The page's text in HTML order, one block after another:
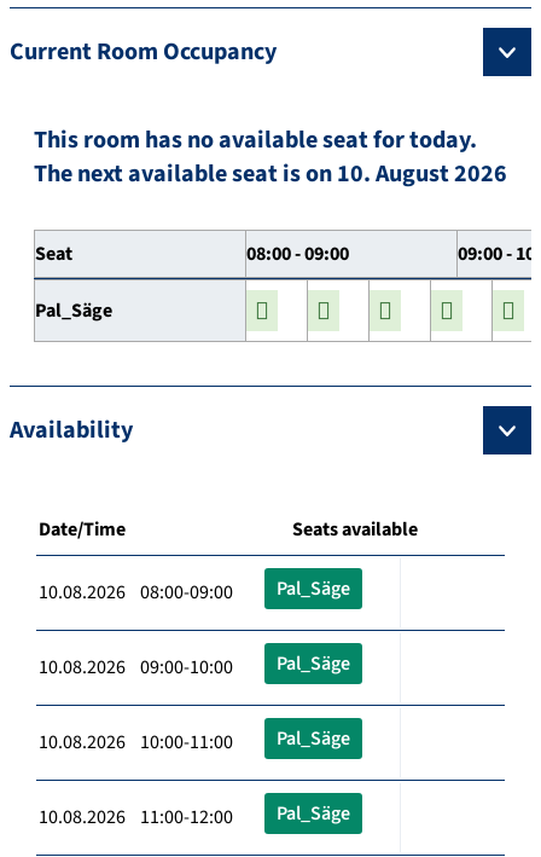
Current Room Occupancy
This room has no available seat for today.
The next available seat is on 10. August 2026
Seat 08:00 - 09:00 09:00 -
Pal_Säge
Availability
Date/Time Seats available
10.08.2026 08:00-09:00 Pal_Säge
10.08.2026 09:00-10:00 Pal_Säge
10.08.2026 10:00-11:00 Pal_Säge
10.08.2026 11:00-12:00 Pal_Säge